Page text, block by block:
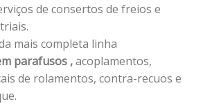
de consertos de freios e
mais completa linha
parafusos ,acoplamentos,
de rolamentos, contra-recuos e